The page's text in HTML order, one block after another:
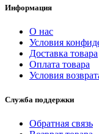
Информация
О нас
Условия
Доставка товара
Оплата товара
Условия
Служба поддержки
Обратная связь